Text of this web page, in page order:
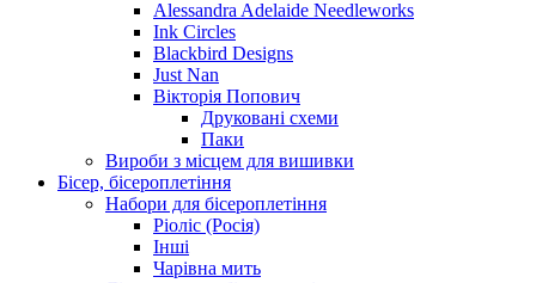
Alessandra Adelaide Needleworks
Ink Circles
Blackbird Designs
Just Nan
Вікторія Попович
Друковані схеми
Паки
Вироби з місцем для вишивки
Бісер, бісероплетіння
Набори для бісероплетіння
Ріоліс (Росія)
Інші
Чарівна мить